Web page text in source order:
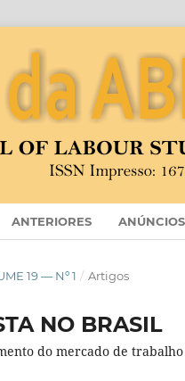
ANTERIORES ANÚNCIOS
19 — Nº 1 / Artigos
NO BRASIL
do mercado de